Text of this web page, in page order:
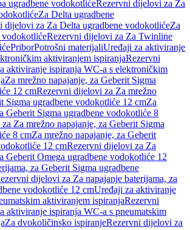
ugradbene vodokotlićeRezervni dijelovi za Za
Za Delta ugradbene
dijelovi za Za Delta ugradbene vodokotlićeZa
Rezervni dijelovi za Za Twinline
PriborPotrošni materijaliUređaji za aktiviranje
aktiviranjem ispiranjaRezervni
aktiviranje ispiranja WC-a s elektroničkim
Za mrežno napajanje, za Geberit Sigma
12 cmRezervni dijelovi za Za mrežno
Sigma ugradbene vodokotliće 12 cmZa
Geberit Sigma ugradbene vodokotliće 8
Za mrežno napajanje, za Geberit Sigma
8 cmZa mrežno napajanje, za Geberit
12 cmRezervni dijelovi za Za
Geberit Omega ugradbene vodokotliće 12
za Geberit Sigma ugradbene
dijelovi za Za napajanje baterijama, za
vodokotliće 12 cmUređaji za aktiviranje
aktiviranjem ispiranjaRezervni
aktiviranje ispiranja WC-a s pneumatskim
Za dvokoličinsko ispiranjeRezervni dijelovi za